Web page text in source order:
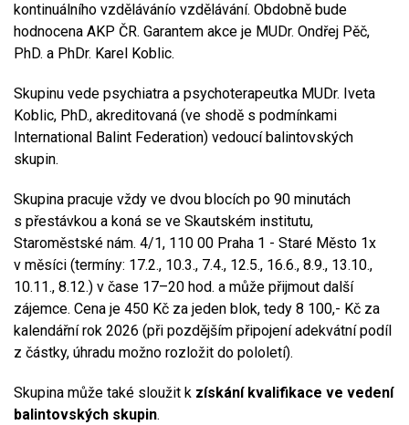
kontinuálního vzdělávánío vzdělávání. Obdobně bude
hodnocena AKP ČR. Garantem akce je MUDr. Ondřej Pěč,
PhD. a PhDr. Karel Koblic.
Skupinu vede psychiatra a psychoterapeutka MUDr. Iveta
Koblic, PhD., akreditovaná (ve shodě s podmínkami
International Balint Federation) vedoucí balintovských
skupin.
Skupina pracuje vždy ve dvou blocích po 90 minutách
s přestávkou a koná se ve Skautském institutu,
Staroměstské nám. 4/1, 110 00 Praha 1 - Staré Město 1x
v měsíci (termíny: 17.2., 10.3., 7.4., 12.5., 16.6., 8.9., 13.10.,
10.11., 8.12.) v čase 17–20 hod. a může přijmout další
zájemce. Cena je 450 Kč za jeden blok, tedy 8 100,- Kč za
kalendářní rok 2026 (při pozdějším připojení adekvátní podíl
z částky, úhradu možno rozložit do pololetí).
Skupina může také sloužit k získání kvalifikace ve vedení
balintovských skupin.